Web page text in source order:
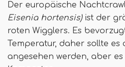
Der europäische
Eisenia hortensis) ist der
roten Wigglers. Es
Temperatur, daher sollte es
angesehen werden, aber